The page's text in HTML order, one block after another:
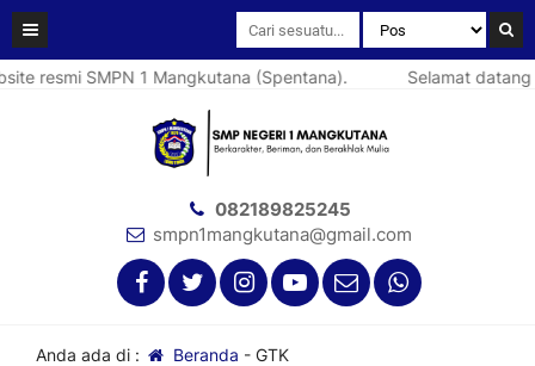
resmi SMPN 1 Mangkutana (Spentana). Selamat datang
082189825245
smpn1mangkutana@gmail.com
Anda ada di : Beranda - GTK